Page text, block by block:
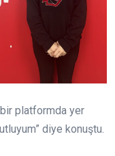
platformda yer
diye konuştu.